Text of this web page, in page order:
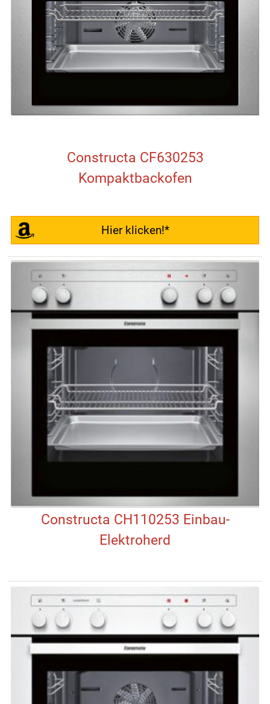
Constructa CF630253
Kompaktbackofen
Hier klicken!*
Constructa CH110253 Einbau-
Elektroherd